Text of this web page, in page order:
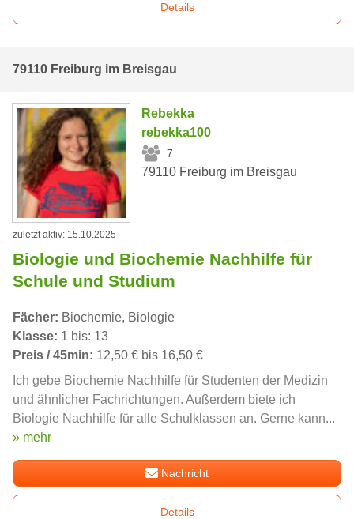
Details
79110 Freiburg im Breisgau
Rebekka
rebekka100
7
79110 Freiburg im Breisgau
zuletzt aktiv: 15.10.2025
Biologie und Biochemie Nachhilfe für
Schule und Studium
Fächer: Biochemie, Biologie
Klasse: 1 bis: 13
Preis / 45min: 12,50 € bis 16,50 €
Ich gebe Biochemie Nachhilfe für Studenten der Medizin
und ähnlicher Fachrichtungen. Außerdem biete ich
Biologie Nachhilfe für alle Schulklassen an. Gerne kann...
» mehr
Nachricht
Details